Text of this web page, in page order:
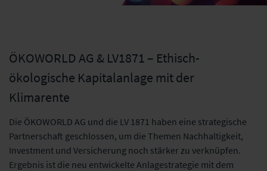
ÖKOWORLD AG & LV1871 – Ethisch-
ökologische Kapitalanlage mit der
Klimarente
Die ÖKOWORLD AG und die LV 1871 haben eine strategische
Partnerschaft geschlossen, um die Themen Nachhaltigkeit,
Investment und Versicherung noch stärker zu verknüpfen.
Ergebnis ist die neu entwickelte Anlagestrategie mit dem